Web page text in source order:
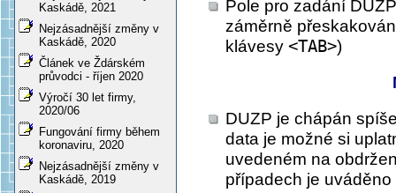
Kaskádě, 2021
Nejzásadnější změny v
Kaskádě, 2020
Článek ve Ždárském
průvodci - říjen 2020
Výročí 30 let firmy,
2020/06
Fungování firmy během
koronaviru, 2020
Nejzásadnější změny v
Kaskádě, 2019
Pole pro zadání
záměrně
klávesy <TAB>)
DUZP je chápán
data je možné si
uvedeném na
případech je